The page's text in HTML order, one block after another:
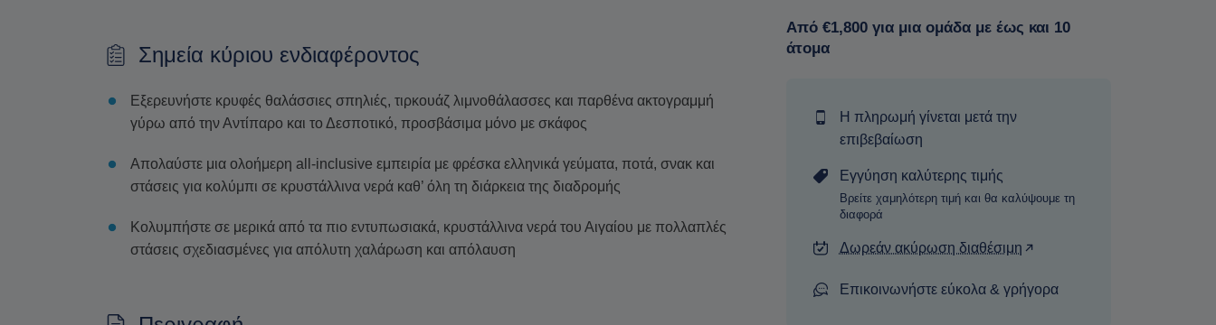
Σημεία κύριου ενδιαφέροντος
Εξερευνήστε κρυφές θαλάσσιες σπηλιές, τιρκουάζ λιμνοθάλασσες και παρθένα ακτογραμμή
γύρω από την Αντίπαρο και το Δεσποτικό, προσβάσιμα μόνο με σκάφος
Απολαύστε μια ολοήμερη all-inclusive εμπειρία με φρέσκα ελληνικά γεύματα, ποτά, σνακ και
στάσεις για κολύμπι σε κρυστάλλινα νερά καθ’ όλη τη διάρκεια της διαδρομής
Κολυμπήστε σε μερικά από τα πιο εντυπωσιακά, κρυστάλλινα νερά του Αιγαίου με πολλαπλές
στάσεις σχεδιασμένες για απόλυτη χαλάρωση και απόλαυση
Από €1,800 για μια ομάδα με έως και 10
άτομα
Η πληρωμή γίνεται μετά την
επιβεβαίωση
Εγγύηση καλύτερης τιμής
Βρείτε χαμηλότερη τιμή και θα καλύψουμε τη
διαφορά
Δωρεάν ακύρωση διαθέσιμη
Επικοινωνήστε εύκολα & γρήγορα